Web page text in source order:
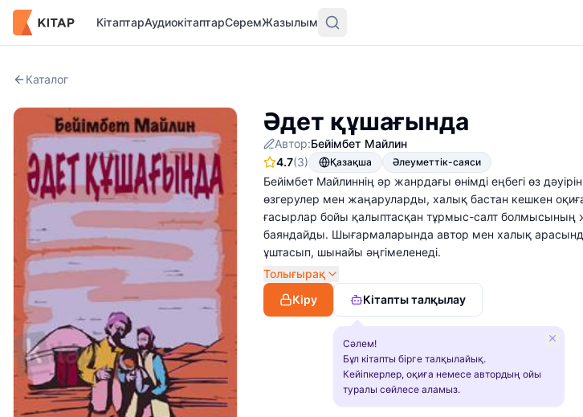
КітаптарАудиокітаптарСөремЖазылым
Каталог
Әдет құшағында
Автор:Бейімбет Майлин
4.7(3) Қазақша Әлеуметтік-саяси
Бейімбет Майлиннің әр жанрдағы өнімді еңбегі өз
өзгерулер мен жаңаруларды, халық бастан кешкен
ғасырлар бойы қалыптасқан тұрмыс-салт
баяндайды. Шығармаларында автор мен халық
ұштасып, шынайы әңгімеленеді.
Толығырақ
Кіру
Кітапты талқылау
Сәлем!
Бұл кітапты бірге талқылайық.
Кейіпкерлер, оқиға немесе автордың ойы
туралы сөйлесе аламыз.